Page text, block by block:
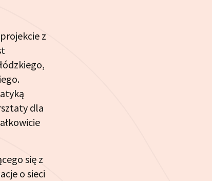
z
dla
się z
o sieci